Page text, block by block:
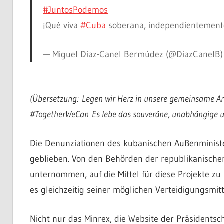
#JuntosPodemos
¡Qué viva #Cuba soberana,
— Miguel Díaz-Canel Bermúdez
(Übersetzung: Legen wir Herz in unsere gemeinsame
#TogetherWeCan Es lebe das souveräne, unabhängige
Die Denunziationen des kubanischen
geblieben. Von den Behörden der
unternommen, auf die Mittel für diese Projekte
es gleichzeitig seiner möglichen
Nicht nur das Minrex, die Website der